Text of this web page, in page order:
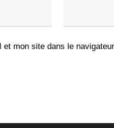
mon site dans le